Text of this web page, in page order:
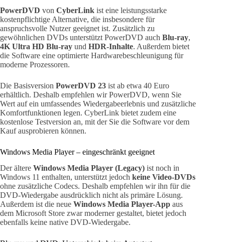
PowerDVD von CyberLink ist eine leistungsstarke
kostenpflichtige Alternative, die insbesondere für
anspruchsvolle Nutzer geeignet ist. Zusätzlich zu
gewöhnlichen DVDs unterstützt PowerDVD auch Blu-ray,
4K Ultra HD Blu-ray und HDR-Inhalte. Außerdem bietet
die Software eine optimierte Hardwarebeschleunigung für
moderne Prozessoren.
Die Basisversion PowerDVD 23 ist ab etwa 40 Euro
erhältlich. Deshalb empfehlen wir PowerDVD, wenn Sie
Wert auf ein umfassendes Wiedergabeerlebnis und zusätzliche
Komfortfunktionen legen. CyberLink bietet zudem eine
kostenlose Testversion an, mit der Sie die Software vor dem
Kauf ausprobieren können.
Windows Media Player – eingeschränkt geeignet
Der ältere Windows Media Player (Legacy) ist noch in
Windows 11 enthalten, unterstützt jedoch keine Video-DVDs
ohne zusätzliche Codecs. Deshalb empfehlen wir ihn für die
DVD-Wiedergabe ausdrücklich nicht als primäre Lösung.
Außerdem ist die neue Windows Media Player-App aus
dem Microsoft Store zwar moderner gestaltet, bietet jedoch
ebenfalls keine native DVD-Wiedergabe.